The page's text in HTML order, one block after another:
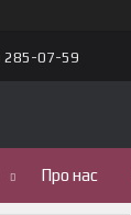
285-07-59
Про нас